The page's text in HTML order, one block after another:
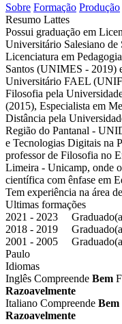
Sobre Formação Produção
Resumo Lattes
Possui graduação em
Universitário Salesiano
Licenciatura em
Santos (UNIMES - 2019)
Universitário FAEL
Filosofia pela
(2015), Especialista em
Distância pela
Região do Pantanal -
e Tecnologias Digitais na
professor de Filosofia no
Limeira - Unicamp, onde
científica com ênfase em
Tem experiência na área
Ultimas formações
2021 - 2023
2018 - 2019
2001 - 2005
Paulo
Idiomas
Inglês Compreende Bem
Razoavelmente
Italiano Compreende Bem
Razoavelmente